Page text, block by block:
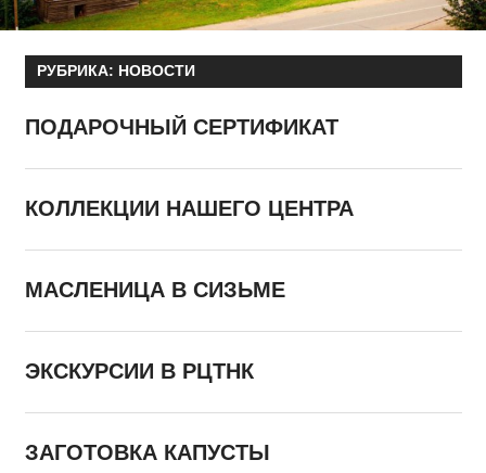
РУБРИКА: НОВОСТИ
ПОДАРОЧНЫЙ СЕРТИФИКАТ
КОЛЛЕКЦИИ НАШЕГО ЦЕНТРА
МАСЛЕНИЦА В СИЗЬМЕ
ЭКСКУРСИИ В РЦТНК
ЗАГОТОВКА КАПУСТЫ